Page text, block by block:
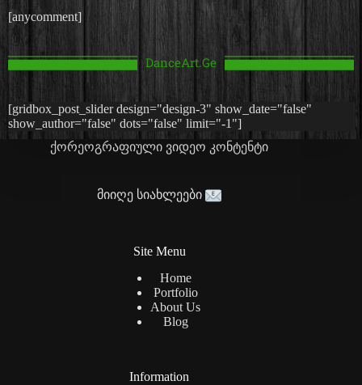
[anycomment]
DanceArt.Ge
[gridbox_post_slider design="design-3" show_date="false"
show_author="false" dots="false" limit="-1"]
ქორეოგრაფიული ვიდეო კონტენტი
მიიღე სიახლეები
Site Menu
Home
Portfolio
About Us
Blog
Information